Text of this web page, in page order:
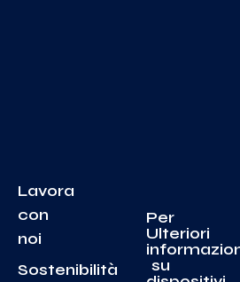
Lavora
con
noi
Sostenibilità
Per
Ulteriori
su